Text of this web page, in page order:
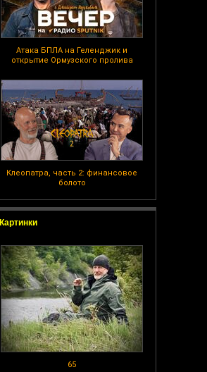
Атака БПЛА на Геленджик и
открытие Ормузского пролива
Клеопатра, часть 2: финансовое
болото
Картинки
65